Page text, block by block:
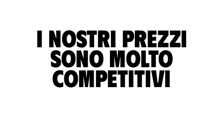
I nostri prezzi
sono molto
competitivi